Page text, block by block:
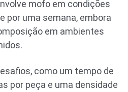
mofo em condições
por uma semana, embora
em ambientes
como um tempo de
por peça e uma densidade